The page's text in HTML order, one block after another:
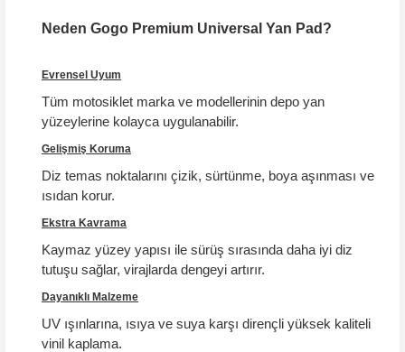
Neden Gogo Premium Universal Yan Pad?
Evrensel Uyum
Tüm motosiklet marka ve modellerinin depo yan
yüzeylerine kolayca uygulanabilir.
Gelişmiş Koruma
Diz temas noktalarını çizik, sürtünme, boya aşınması ve
ısıdan korur.
Ekstra Kavrama
Kaymaz yüzey yapısı ile sürüş sırasında daha iyi diz
tutuşu sağlar, virajlarda dengeyi artırır.
Dayanıklı Malzeme
UV ışınlarına, ısıya ve suya karşı dirençli yüksek kaliteli
vinil kaplama.